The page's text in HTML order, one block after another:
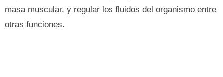
masa muscular, y regular los fluidos del organismo entre
otras funciones.